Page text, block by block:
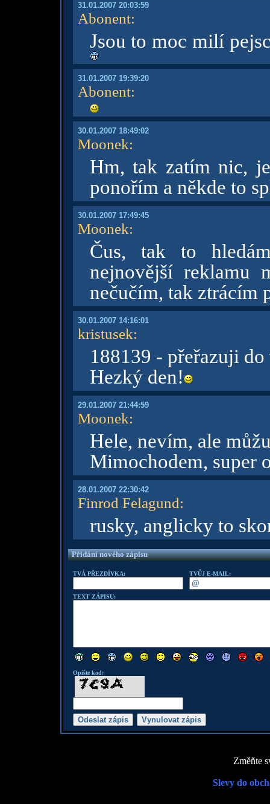
31.01.2007 20:03:59
Abonent:
Jsou to moc milí
31.01.2007 19:39:20
Abonent:
30.01.2007 18:49:02
Moonek:
Hm, tak zatím nic,
ponořím a někde to
30.01.2007 17:49:45
Moonek:
Čus, tak to
nejnovější reklamu
nečučím, tak ztrácím
30.01.2007 14:16:01
kristusek:
188139 - přeřazuji
Hezký den!
29.01.2007 21:44:59
Moonek:
Hele, nevím, ale
Mimochodem, super
28.01.2007 22:30:42
Finrod Felagund:
rusky, anglicky to
Přidání nového zápisu
TVÁ PŘEZDÍVKA: TVŮJ E-MAIL:
TEXT ZÁPISU:
Opište kod:
Změňte
Slevy do